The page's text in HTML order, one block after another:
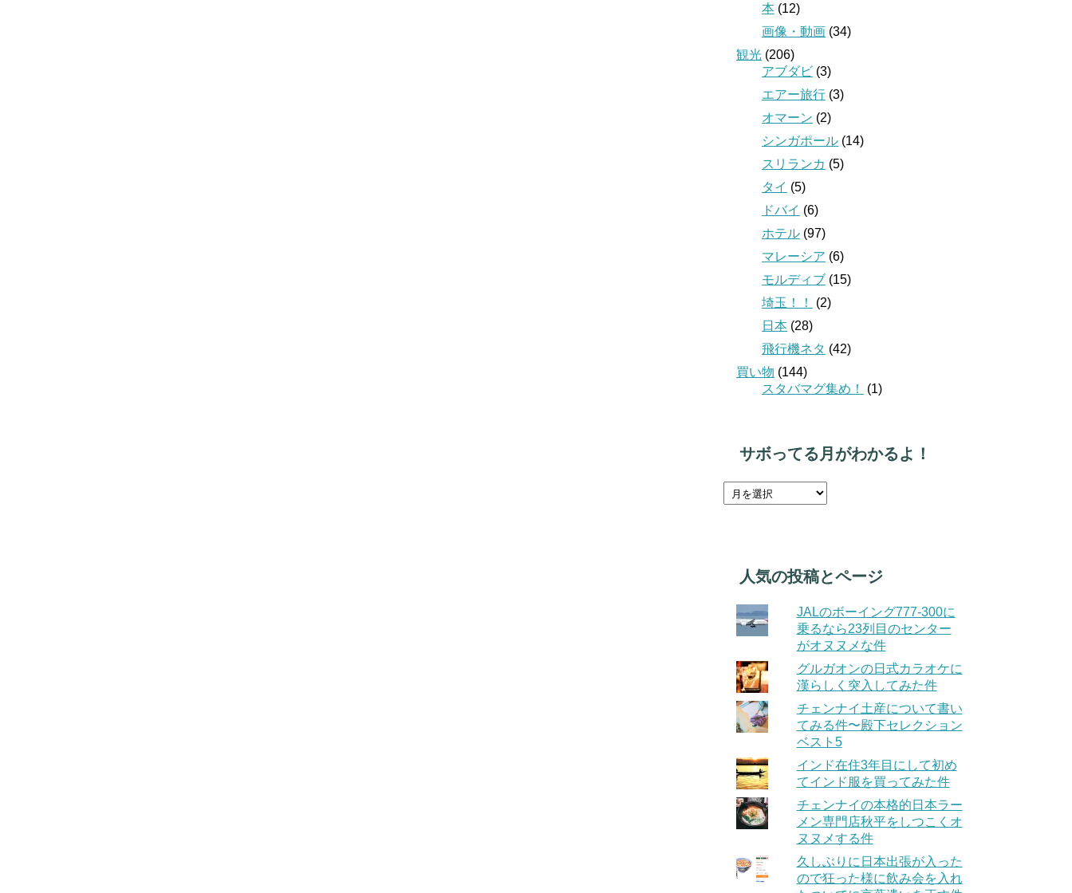
本 (12)
画像・動画 (34)
観光 (206)
アブダビ (3)
エアー旅行 (3)
オマーン (2)
シンガポール (14)
スリランカ (5)
タイ (5)
ドバイ (6)
ホテル (97)
マレーシア (6)
モルディブ (15)
埼玉！！
(2)
日本 (28)
飛行機ネタ (42)
買い物 (144)
スタバマグ集め！
(1)
サボってる月がわかるよ！
人気の投稿とページ
JALのボーイング777-300に
乗るなら23列目のセンター
がオヌヌメな件
グルガオンの日式カラオケに
漢らしく突入してみた件
チェンナイ土産について書い
てみる件〜殿下セレクション
ベスト5
インド在住3年目にして初め
てインド服を買ってみた件
チェンナイの本格的日本ラー
メン専門店秋平をしつこくオ
ヌヌメする件
久しぶりに日本出張が入った
ので狂った様に飲み会を入れ